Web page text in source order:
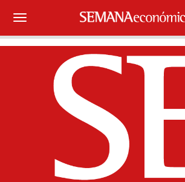
Suscríbase
Iniciar sesión
Portada
¿Qué está pasando?
Sectores y Empresas